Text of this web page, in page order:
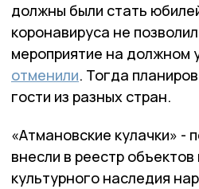
должны были стать
коронавируса не
мероприятие на должном
отменили. Тогда
гости из разных стран.
«Атмановские кулачки» -
внесли в реестр
культурного наследия